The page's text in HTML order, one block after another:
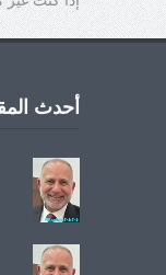
أحدث